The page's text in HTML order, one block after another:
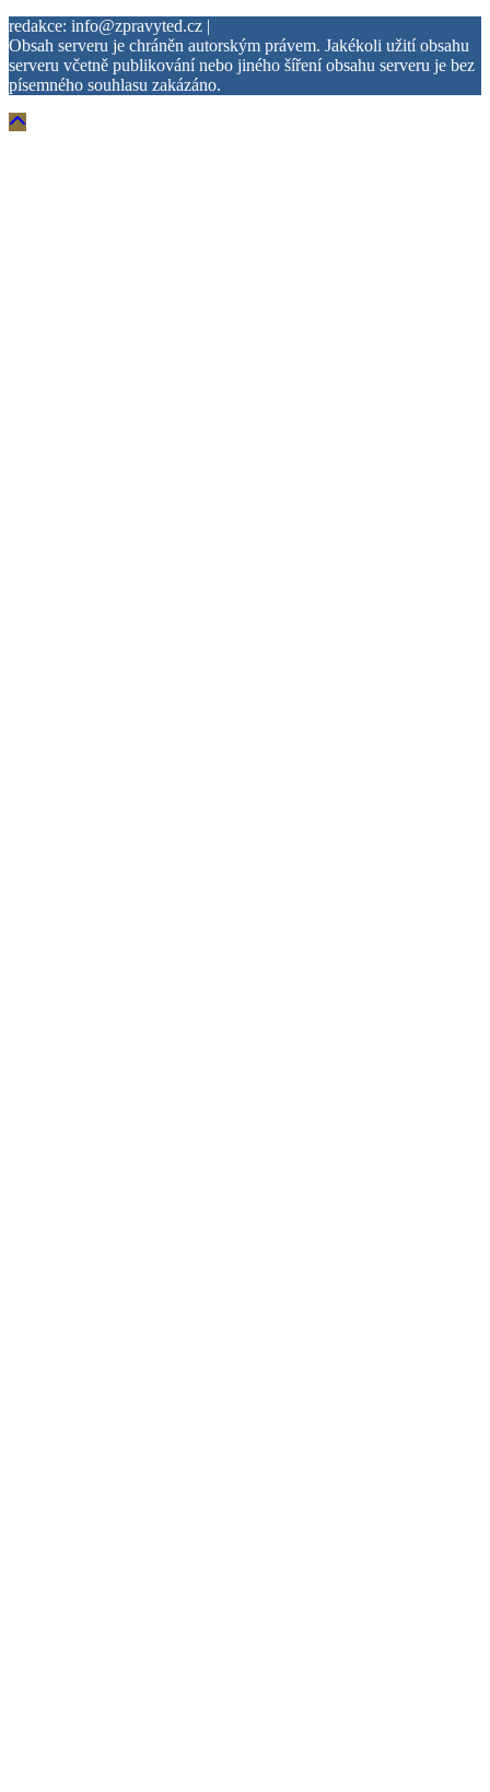
redakce: info@zpravyted.cz |
Obsah serveru je chráněn autorským právem. Jakékoli užití obsahu
serveru včetně publikování nebo jiného šíření obsahu serveru je bez
písemného souhlasu zakázáno.